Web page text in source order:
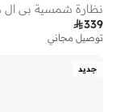
339
توصيل مجاني
جديد